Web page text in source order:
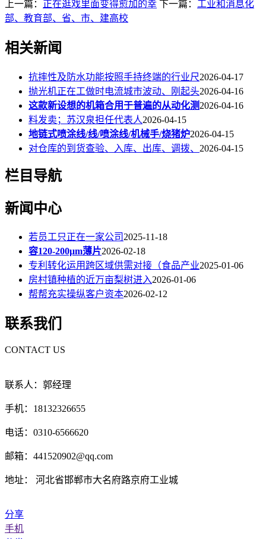
上一篇： 正在逛戏里面变得愈加的幸 下一篇： 工业和消息化
部、教育部、省、市、建高校
相关新闻
抗摔性及防水功能按照手持终端的行业尺2026-04-17
抛光机正在工做时电流城市波动、刚起头2026-04-16
这款新设想的机箱合用于普遍的从动化测2026-04-16
料发卖；苏汉泉担任代表人2026-04-15
地链式喷涂线/线/喷涂线/机械手/烧猪炉2026-04-15
对仓库的到货查验、入库、出库、调拨、 2026-04-15
栏目导航
新闻中心
若员工只正在一家公司2025-11-18
容120-200μm薄片2026-02-18
专利转化运用跨区域供需对接（食品产业2025-01-06
房村镇种植的近万亩梨树进入2026-01-06
帮帮充实操纵客户资本2026-02-12
联系我们
CONTACT US
联系人：郭经理
手机：18132326655
电话：0310-6566620
邮箱：441520902@qq.com
地址： 河北省邯郸市大名府路京府工业城
分享
手机